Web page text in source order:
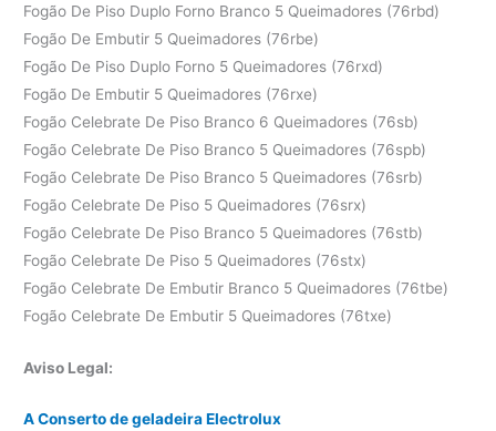
Fogão De Piso Duplo Forno Branco 5 Queimadores (76rbd)
Fogão De Embutir 5 Queimadores (76rbe)
Fogão De Piso Duplo Forno 5 Queimadores (76rxd)
Fogão De Embutir 5 Queimadores (76rxe)
Fogão Celebrate De Piso Branco 6 Queimadores (76sb)
Fogão Celebrate De Piso Branco 5 Queimadores (76spb)
Fogão Celebrate De Piso Branco 5 Queimadores (76srb)
Fogão Celebrate De Piso 5 Queimadores (76srx)
Fogão Celebrate De Piso Branco 5 Queimadores (76stb)
Fogão Celebrate De Piso 5 Queimadores (76stx)
Fogão Celebrate De Embutir Branco 5 Queimadores (76tbe)
Fogão Celebrate De Embutir 5 Queimadores (76txe)
Aviso Legal:
A Conserto de geladeira Electrolux